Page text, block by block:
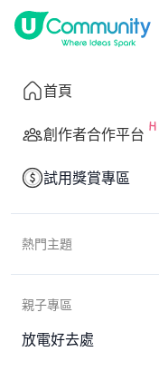
首頁
創作者合作平台
試用獎賞專區
熱門主題
親子專區
放電好去處